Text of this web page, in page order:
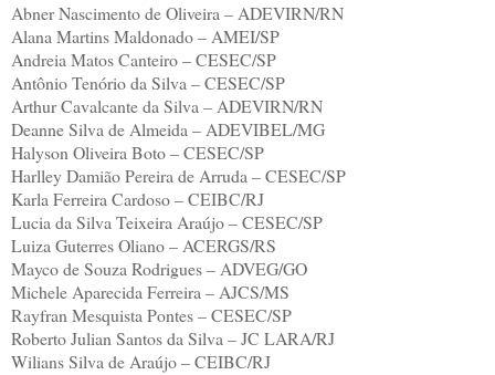
Abner Nascimento de Oliveira – ADEVIRN/RN
Alana Martins Maldonado – AMEI/SP
Andreia Matos Canteiro – CESEC/SP
Antônio Tenório da Silva – CESEC/SP
Arthur Cavalcante da Silva – ADEVIRN/RN
Deanne Silva de Almeida – ADEVIBEL/MG
Halyson Oliveira Boto – CESEC/SP
Harlley Damião Pereira de Arruda – CESEC/SP
Karla Ferreira Cardoso – CEIBC/RJ
Lucia da Silva Teixeira Araújo – CESEC/SP
Luiza Guterres Oliano – ACERGS/RS
Mayco de Souza Rodrigues – ADVEG/GO
Michele Aparecida Ferreira – AJCS/MS
Rayfran Mesquista Pontes – CESEC/SP
Roberto Julian Santos da Silva – JC LARA/RJ
Wilians Silva de Araújo – CEIBC/RJ